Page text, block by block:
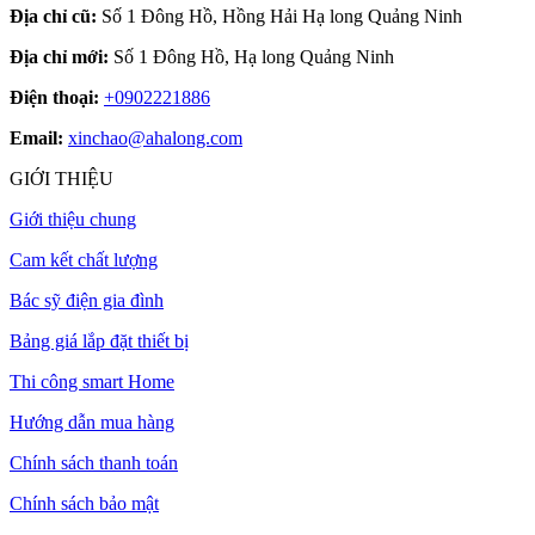
Địa chỉ cũ: Số 1 Đông Hồ, Hồng Hải Hạ long Quảng Ninh
Địa chỉ mới: Số 1 Đông Hồ, Hạ long Quảng Ninh
Điện thoại: +0902221886
Email: xinchao@ahalong.com
GIỚI THIỆU
Giới thiệu chung
Cam kết chất lượng
Bác sỹ điện gia đình
Bảng giá lắp đặt thiết bị
Thi công smart Home
Hướng dẫn mua hàng
Chính sách thanh toán
Chính sách bảo mật